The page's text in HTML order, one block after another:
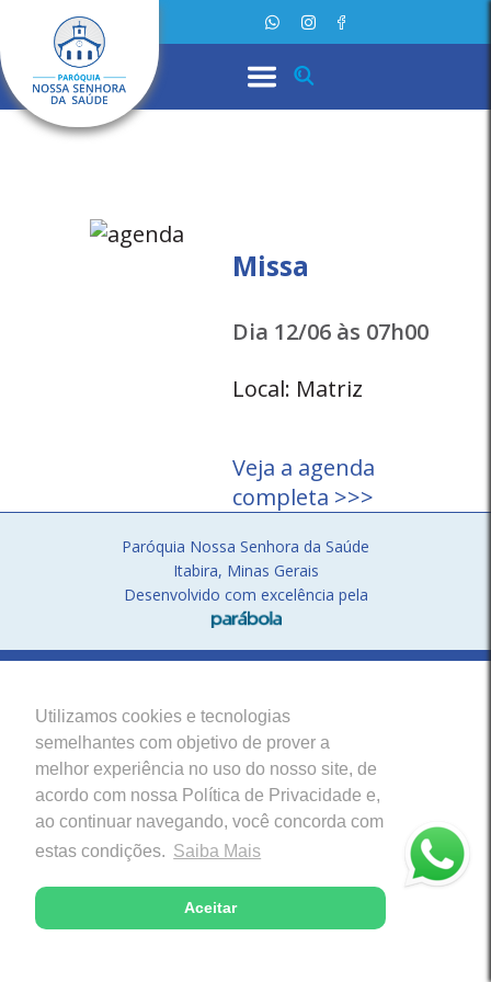
Utilizamos cookies e tecnologias
semelhantes com objetivo de prover a
melhor experiência no uso do nosso site, de
acordo com nossa Política de Privacidade e,
ao continuar navegando, você concorda com
estas condições. Saiba Mais
Aceitar
Missa
Dia 12/06 às 07h00
Local: Matriz
Veja a agenda
completa >>>
Paróquia Nossa Senhora da Saúde
Itabira, Minas Gerais
Desenvolvido com excelência pela